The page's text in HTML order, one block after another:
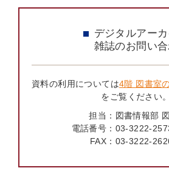
デジタルアー
雑誌のお問い
資料の利用については4階 図書室
をご覧ください。
担当： 図書情報部
電話番号： 03-3222-
FAX： 03-3222-